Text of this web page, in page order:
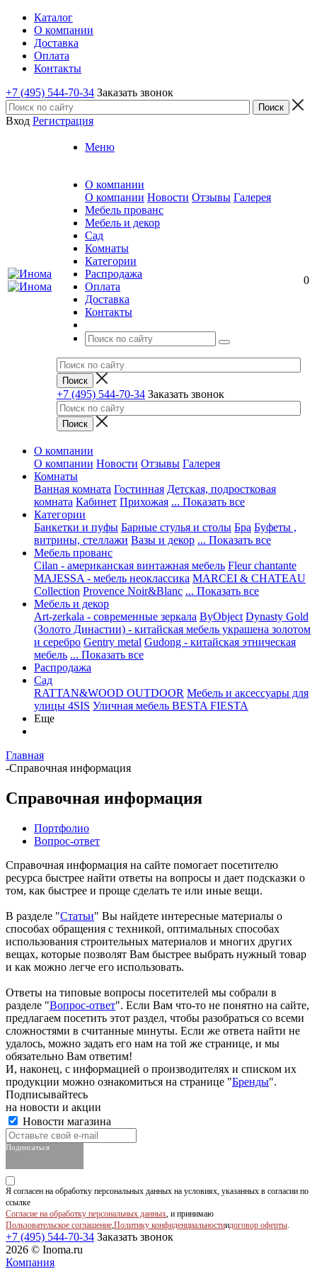
Каталог
О компании
Доставка
Оплата
Контакты
+7 (495) 544-70-34 Заказать звонок
Вход Регистрация
Меню
О компании
О компании Новости Отзывы Галерея
Мебель прованс
Мебель и декор
Сад
Комнаты
Категории
Распродажа
Оплата
Доставка
Контакты
+7 (495) 544-70-34 Заказать звонок
0
О компании
О компании Новости Отзывы Галерея
Комнаты
Ванная комната Гостинная Детская, подростковая
комната Кабинет Прихожая ... Показать все
Категории
Банкетки и пуфы Барные стулья и столы Бра Буфеты ,
витрины, стеллажи Вазы и декор ... Показать все
Мебель прованс
Cilan - американская винтажная мебель Fleur chantante
MAJESSA - мебель неоклассика MARCEI & CHATEAU
Collection Provence Noir&Blanc ... Показать все
Мебель и декор
Art-zerkala - современные зеркала ByObject Dynasty Gold
(Золото Династии) - китайская мебель украшена золотом
и серебро Gentry metal Gudong - китайская этническая
мебель ... Показать все
Распродажа
Сад
RATTAN&WOOD OUTDOOR Мебель и аксессуары для
улицы 4SIS Уличная мебель BESTA FIESTA
Еще
Главная
-Справочная информация
Справочная информация
Портфолио
Вопрос-ответ
Справочная информация на сайте помогает посетителю
ресурса быстрее найти ответы на вопросы и дает подсказки о
том, как быстрее и проще сделать те или иные вещи.
В разделе "Статьи" Вы найдете интересные материалы о
способах обращения с техникой, оптимальных способах
использования строительных материалов и многих других
вещах, которые позволят Вам быстрее выбрать нужный товар
и как можно легче его использовать.
Ответы на типовые вопросы посетителей мы собрали в
разделе "Вопрос-ответ". Если Вам что-то не понятно на сайте,
предлагаем посетить этот раздел, чтобы разобраться со всеми
сложностями в считанные минуты. Если же ответа найти не
удалось, можно задать его нам на той же странице, и мы
обязательно Вам ответим!
И, наконец, с информацией о производителях и списком их
продукции можно ознакомиться на странице "Бренды".
Подписывайтесь
на новости и акции
Новости магазина
Подписаться
Я согласен на обработку персональных данных на условиях, указанных в согласии по
ссылке
Согласие на обработку персональных данных, и принимаю
Пользовательское соглашение,Политику конфиденциальностиидоговор оферты.
+7 (495) 544-70-34 Заказать звонок
2026 © Inoma.ru
Компания